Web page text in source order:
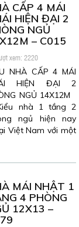
CẤP 4 MÁI
HIỆN ĐẠI 2
NGỦ
– C015
xem: 2220
NHÀ CẤP 4 MÁI
HIỆN ĐẠI 2
NGỦ 14X12M
nhà 1 tầng 2
ngủ hiện nay
Việt Nam với một
MÁI NHẬT 1
4 PHÒNG
12X13 –